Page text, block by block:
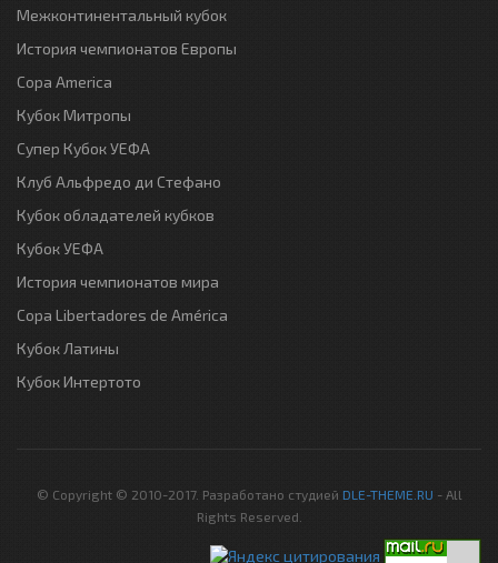
Межконтинентальный кубок
История чемпионатов Европы
Copa America
Кубок Митропы
Супер Кубок УЕФА
Клуб Альфредо ди Стефано
Кубок обладателей кубков
Кубок УЕФА
История чемпионатов мира
Copa Libertadores de América
Кубок Латины
Кубок Интертото
© Copyright © 2010-2017. Разработано студией DLE-THEME.RU - All
Rights Reserved.